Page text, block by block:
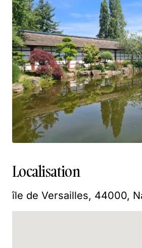
Localisation
île de Versailles, 44000,